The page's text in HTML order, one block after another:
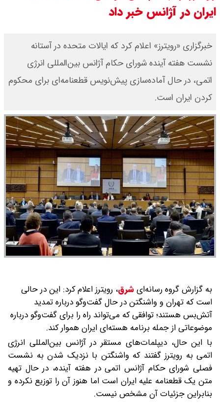
+ جدول
قیمت خودروهای سایپا امروز دوشنبه
۱۹ مرداد ۱۴۰۵ / قیمت چانگان چند؟ +
قیمت خودرو‌های ایران خودرو امروز
دوشنبه ۱۹ مرداد ۱۴۰۵ / قیمت پژو
۲۰۷ چند ؟ + جدول
ایران در آژانس خبر داد
خبرگزاری «رویترز» اعلام کرد که ایالات متحده در آستانه
نشست هفته آینده شورای حکام آژانس بین‌المللی انرژی
اتمی، در حال آماده‌سازی پیش‌نویس قطعنامه‌ای برای محکوم
کردن ایران است.
به گزارش گروه رسانه‌ایشرق، رویترز اعلام کرد: این در حالی
است که تهران و واشنگتن در حال گفت‌وگو درباره تمدید
آتش‌بس هستند؛ توافقی که می‌تواند راه را برای گفت‌وگو درباره
موضوعاتی از جمله برنامه هسته‌ای ایران هموار کند.
با این حال، دیپلمات‌های مستقر در آژانس بین‌المللی انرژی
اتمی به رویترز گفتند که واشنگتن با نزدیک شدن به نشست
فصلی شورای حکام آژانس اتمی در هفته آینده، در حال تهیه
متن یک قطعنامه علیه ایران است اما هنوز آن را توزیع نکرده و
بنابراین جزئیات آن مشخص نیست.